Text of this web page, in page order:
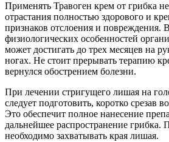
Применять Травоген крем от грибка
отрастания полностью здорового и
признаков отслоения и повреждения.
физиологических особенностей
может достигать до трех месяцев на
ногах. Не стоит прерывать терапию
вернулся обострением болезни.
При лечении стригущего лишая на
следует подготовить, коротко срезав
Это обеспечит полное нанесение
дальнейшее распространение грибка.
необходимо захватывать края лишая.